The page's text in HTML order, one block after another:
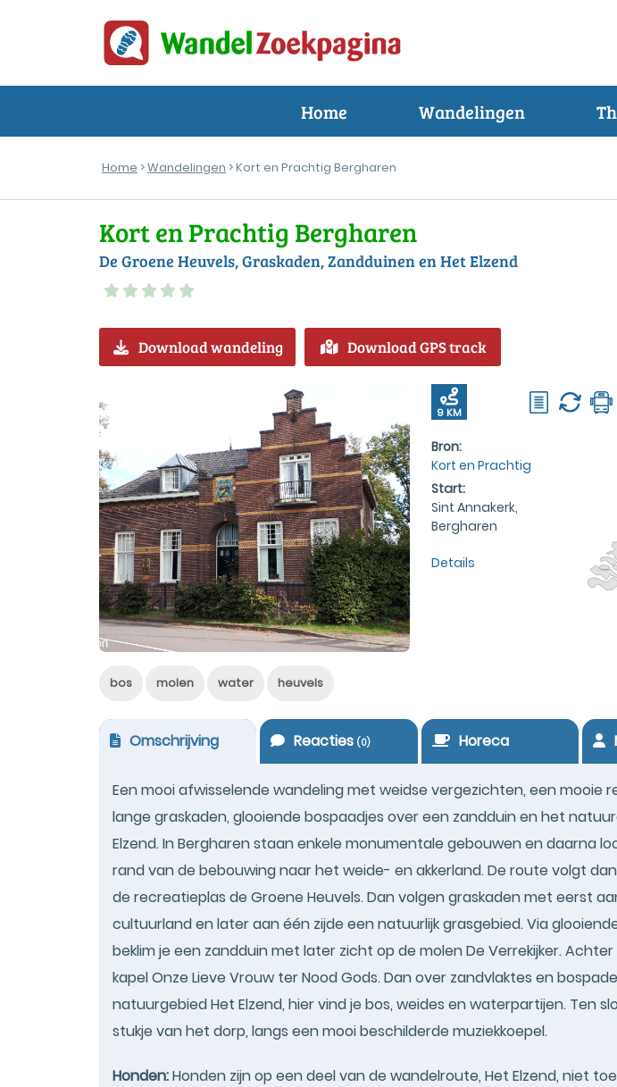
Home Wandelingen
Home >Wandelingen > Kort en Prachtig Bergharen
Kort en Prachtig Bergharen
De Groene Heuvels, Graskaden, Zandduinen en Het Elzend
Download wandeling Download GPS track
9 KM
Bron:
Kort en Prachtig
Start:
Sint Annakerk,
Bergharen
Details
bos molen water heuvels
Omschrijving Reacties(0) Horeca
Een mooi afwisselende wandeling met weidse vergezichten, een mooie
lange graskaden, glooiende bospaadjes over een zandduin en het
Elzend. In Bergharen staan enkele monumentale gebouwen en daarna
rand van de bebouwing naar het weide- en akkerland. De route volgt
de recreatieplas de Groene Heuvels. Dan volgen graskaden met eerst
cultuurland en later aan één zijde een natuurlijk grasgebied. Via
beklim je een zandduin met later zicht op de molen De Verrekijker.
kapel Onze Lieve Vrouw ter Nood Gods. Dan over zandvlaktes en
natuurgebied Het Elzend, hier vind je bos, weides en waterpartijen. Ten
stukje van het dorp, langs een mooi beschilderde muziekkoepel.
Honden:Honden zijn op een deel van de wandelroute, Het Elzend, niet